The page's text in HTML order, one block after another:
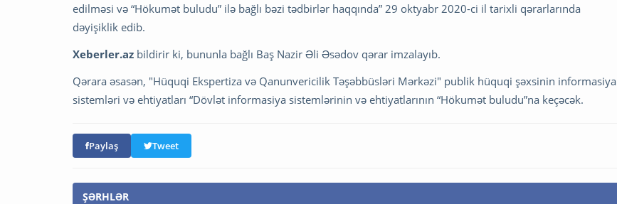
edilməsi və “Hökumət buludu” ilə bağlı bəzi tədbirlər haqqında” 29 oktyabr 2020-ci il tarixli qərarlarında
dəyişiklik edib.
Xeberler.az bildirir ki, bununla bağlı Baş Nazir Əli Əsədov qərar imzalayıb.
Qərara əsasən, "Hüquqi Ekspertiza və Qanunvericilik Təşəbbüsləri Mərkəzi" publik hüquqi şəxsinin informasiya
sistemləri və ehtiyatları “Dövlət informasiya sistemlərinin və ehtiyatlarının “Hökumət buludu”na keçəcək.
Paylaş Tweet
ŞƏRHLƏR